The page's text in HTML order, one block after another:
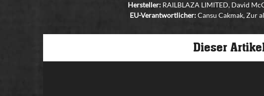
Hersteller:RAILBLAZA LIMITED, David
EU-Verantwortlicher:Cansu Cakmak, Zur
Dieser